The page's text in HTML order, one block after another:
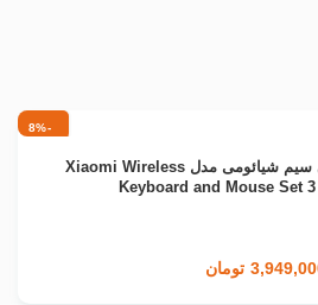
-8%
انتخاب گزینه ها
ست ماوس و کیبورد بی سیم شیائومی مدل Xiaomi Wireless
Keyboard and Mouse Set 3
تومان